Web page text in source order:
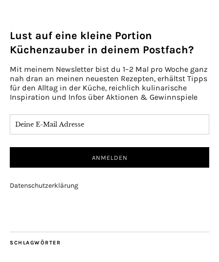
Lust auf eine kleine Portion
Küchenzauber in deinem Postfach?
Mit meinem Newsletter bist du 1–2 Mal pro Woche ganz
nah dran an meinen neuesten Rezepten, erhältst Tipps
für den Alltag in der Küche, reichlich kulinarische
Inspiration und Infos über Aktionen & Gewinnspiele
Datenschutzerklärung
SCHLAGWÖRTER